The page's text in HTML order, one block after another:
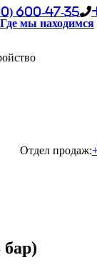
600-47-35
Где мы находимся
Отдел продаж: